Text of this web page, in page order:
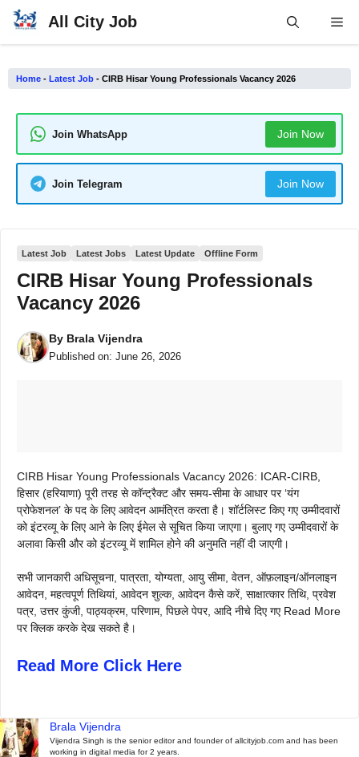
Skip
All City Job
Home - Latest Job - CIRB Hisar Young Professionals Vacancy 2026
Join WhatsApp Join Now
Join Telegram Join Now
Latest Job Latest Jobs Latest Update Offline Form
CIRB Hisar Young Professionals
Vacancy 2026
By Brala Vijendra
Published on: June 26, 2026
CIRB Hisar Young Professionals Vacancy 2026: ICAR-CIRB,
हिसार (हरियाणा) पूरी तरह से कॉन्ट्रैक्ट और समय-सीमा के आधार पर ‘यंग
प्रोफेशनल’ के पद के लिए आवेदन आमंत्रित करता है। शॉर्टलिस्ट किए गए उम्मीदवारों
को इंटरव्यू के लिए आने के लिए ईमेल से सूचित किया जाएगा। बुलाए गए उम्मीदवारों के
अलावा किसी और को इंटरव्यू में शामिल होने की अनुमति नहीं दी जाएगी।
सभी जानकारी अधिसूचना, पात्रता, योग्यता, आयु सीमा, वेतन, ऑफ़लाइन/ऑनलाइन
आवेदन, महत्वपूर्ण तिथियां, आवेदन शुल्क, आवेदन कैसे करें, साक्षात्कार तिथि, प्रवेश
पत्र, उत्तर कुंजी, पाठ्यक्रम, परिणाम, पिछले पेपर, आदि नीचे दिए गए Read More
पर क्लिक करके देख सकते है।
Read More Click Here
Brala Vijendra
Vijendra Singh is the senior editor and founder of allcityjob.com and has been
working in digital media for 2 years.